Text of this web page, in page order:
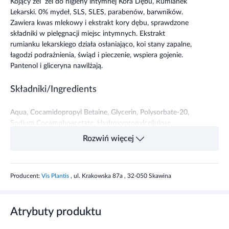
Lekarski. 0% mydeł, SLS, SLES, parabenów, barwników.
Zawiera kwas mlekowy i ekstrakt kory dębu, sprawdzone
składniki w pielęgnacji miejsc intymnych. Ekstrakt
rumianku lekarskiego działa osłaniająco, koi stany zapalne,
łagodzi podrażnienia, świąd i pieczenie, wspiera gojenie.
Pantenol i gliceryna nawilżają.
Składniki/Ingredients
Aqua, Cocamidopropyl Betaine, Glycerin, Polysorbate-20,
Sodium Cocamphoacetate, Hydroxypropylcellulose,
Coco-Glucoside, Chamomilla Recutita Flower Extract,
Panthenol, Lactic Acid, Glyceryl Oleate, Quercus Petraea
DMDM Hydratoin, Iodopropynyl Butylcarbamate.
Produkt przeznaczony do codziennej higieny miejsc
Rozwiń więcej
Producent: Vis Plantis , ul. Krakowska 87a , 32-050 Skawina
Atrybuty produktu